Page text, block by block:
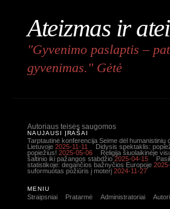
Ateizmas ir
"Gyvenimo paslaptis –
gyvenimas." Gėtė
Autoriaus teisės saugomos
NAUJAUSI ĮRAŠAI
Tarptautinė konferencija Seime dėl humanistinių
Lietuvoje 2025-11-11
Didysis spektaklis:
popiežius! 2025-05-06
Religija šiuolaikinėje
šaltinio iki pažangos stabdžio 2025-04-15
statistikoje: degančios bažnyčios Europoje
suformuotas požiūris į moterį 2024-11-27
MENIU
Straipsniai Pratarmė Administratoriai